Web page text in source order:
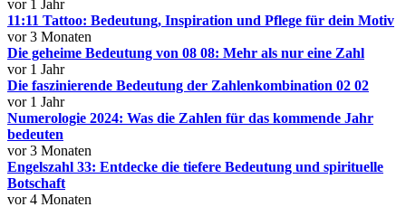
vor 1 Jahr
11:11 Tattoo: Bedeutung, Inspiration und Pflege für dein Motiv
vor 3 Monaten
Die geheime Bedeutung von 08 08: Mehr als nur eine Zahl
vor 1 Jahr
Die faszinierende Bedeutung der Zahlenkombination 02 02
vor 1 Jahr
Numerologie 2024: Was die Zahlen für das kommende Jahr
bedeuten
vor 3 Monaten
Engelszahl 33: Entdecke die tiefere Bedeutung und spirituelle
Botschaft
vor 4 Monaten